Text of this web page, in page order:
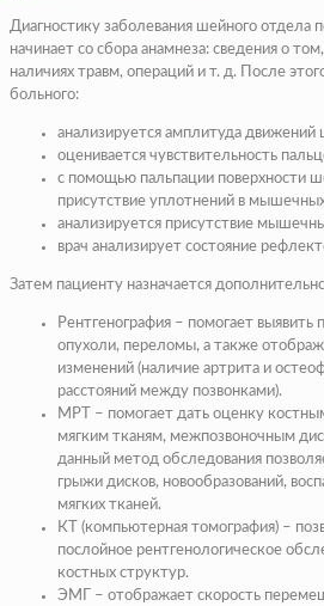
Диагностику заболевания шейного отдела
начинает со сбора анамнеза: сведения о
наличиях травм, операций и т. д. После
больного:
анализируется амплитуда движений
оценивается чувствительность
с помощью пальпации поверхности
присутствие уплотнений в
анализируется присутствие
врач анализирует состояние
Затем пациенту назначается
Рентгенография – помогает выявить
опухоли, переломы, а также
изменений (наличие артрита и
расстояний между позвонками).
МРТ – помогает дать оценку
мягким тканям, межпозвоночным
данный метод обследования
грыжи дисков, новообразований,
мягких тканей.
КТ (компьютерная томография) –
послойное рентгенологическое
костных структур.
ЭМГ – отображает скорость